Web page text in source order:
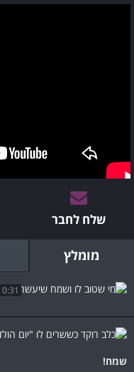
שלח לחבר
מומלץ
0:31
שמח!